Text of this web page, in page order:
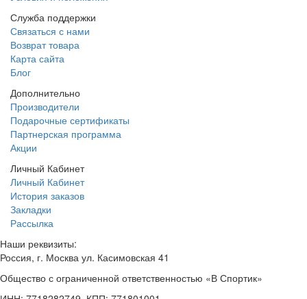
Служба поддержки
Связаться с нами
Возврат товара
Карта сайта
Блог
Дополнительно
Производители
Подарочные сертификаты
Партнерская программа
Акции
Личный Кабинет
Личный Кабинет
История заказов
Закладки
Рассылка
Наши реквизиты:
Россия, г. Москва ул. Касимовская 41
Общество с ограниченной ответственностью «В Спортик»